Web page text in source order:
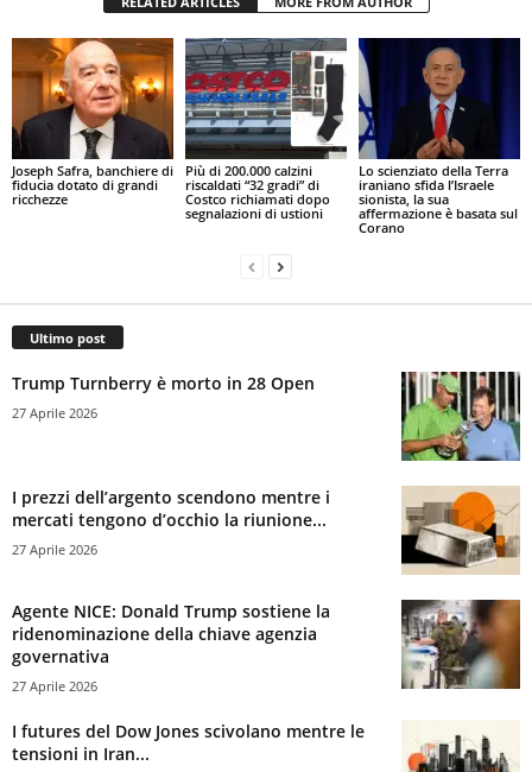
Joseph Safra, banchiere di
fiducia dotato di grandi
ricchezze
Più di 200.000 calzini
riscaldati “32 gradi” di
Costco richiamati dopo
segnalazioni di ustioni
Lo scienziato della Terra
iraniano sfida l’Israele
sionista, la sua
affermazione è basata sul
Corano
Ultimo post
Trump Turnberry è morto in 28 Open
27 Aprile 2026
I prezzi dell’argento scendono mentre i
mercati tengono d’occhio la riunione...
27 Aprile 2026
Agente NICE: Donald Trump sostiene la
ridenominazione della chiave agenzia
governativa
27 Aprile 2026
I futures del Dow Jones scivolano mentre le
tensioni in Iran...